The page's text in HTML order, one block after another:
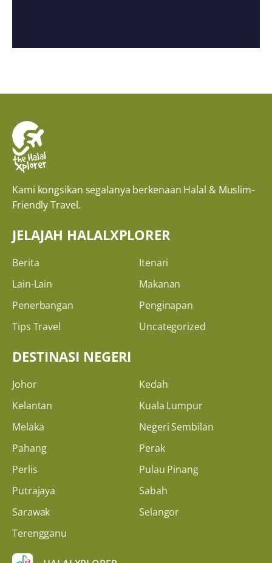
Kami kongsikan segalanya berkenaan Halal & Muslim-
Friendly Travel.
JELAJAH HALALXPLORER
Berita
Itenari
Lain-Lain
Makanan
Penerbangan
Penginapan
Tips Travel
Uncategorized
DESTINASI NEGERI
Johor
Kedah
Kelantan
Kuala Lumpur
Melaka
Negeri Sembilan
Pahang
Perak
Perlis
Pulau Pinang
Putrajaya
Sabah
Sarawak
Selangor
Terengganu